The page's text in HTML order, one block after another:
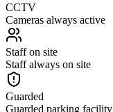
CCTV
Cameras always active
Staff on site
Staff always on site
Guarded
Guarded parking facility